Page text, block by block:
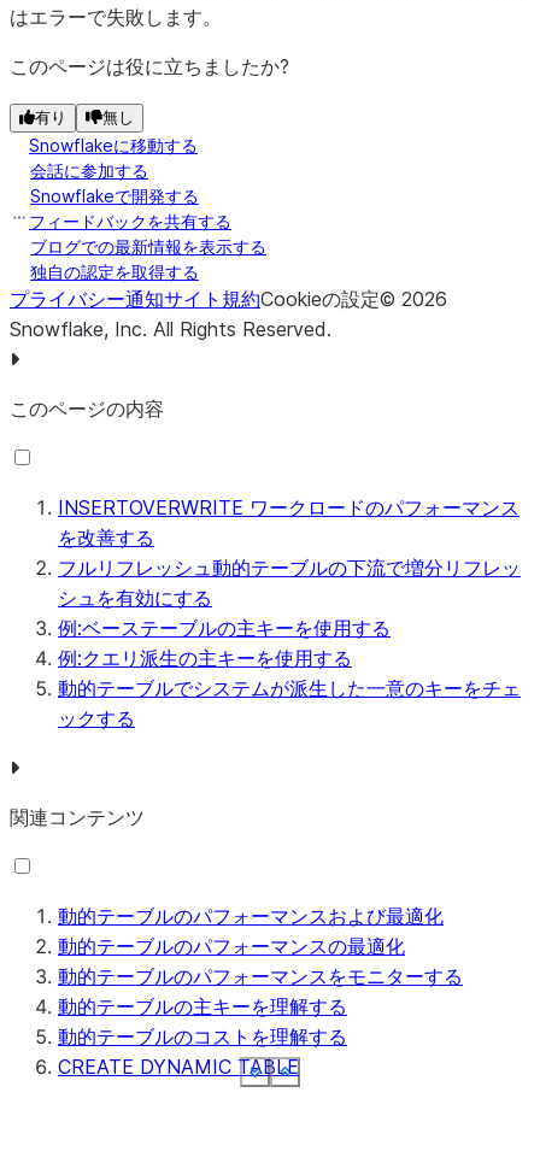
Show less
See moreShow less
See moreShow less
See moreShow less
See moreShow less
See moreShow less
See moreShow less
See more
はエラーで失敗します。
このページは役に立ちましたか?
有り 無し
Snowflakeに移動する
会話に参加する
Snowflakeで開発する
フィードバックを共有する
ブログでの最新情報を表示する
独自の認定を取得する
プライバシー通知サイト規約Cookieの設定© 2026
Snowflake, Inc. All Rights Reserved.
このページの内容
INSERTOVERWRITE ワークロードのパフォーマンス
を改善する
フルリフレッシュ動的テーブルの下流で増分リフレッ
シュを有効にする
例:ベーステーブルの主キーを使用する
例:クエリ派生の主キーを使用する
動的テーブルでシステムが派生した一意のキーをチェ
ックする
関連コンテンツ
動的テーブルのパフォーマンスおよび最適化
動的テーブルのパフォーマンスの最適化
動的テーブルのパフォーマンスをモニターする
動的テーブルの主キーを理解する
動的テーブルのコストを理解する
CREATE DYNAMIC TABLE